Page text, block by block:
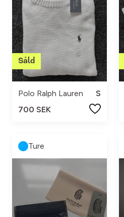
Polo Ralph Lauren
S
700 SEK
Ture